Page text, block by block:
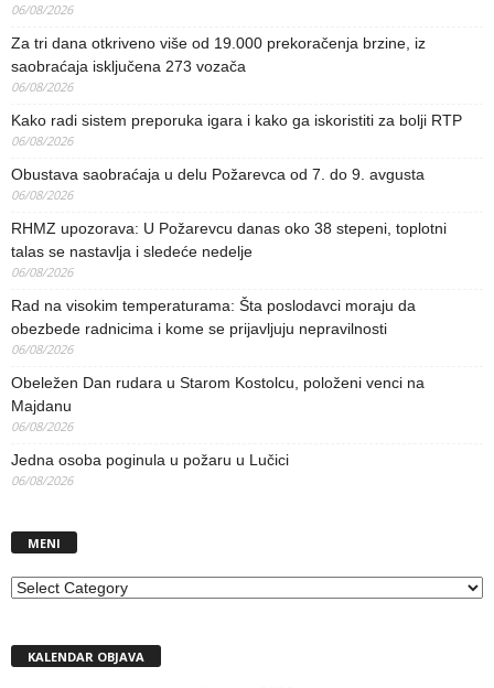
06/08/2026
Za tri dana otkriveno više od 19.000 prekoračenja brzine, iz
saobraćaja isključena 273 vozača
06/08/2026
Kako radi sistem preporuka igara i kako ga iskoristiti za bolji RTP
06/08/2026
Obustava saobraćaja u delu Požarevca od 7. do 9. avgusta
06/08/2026
RHMZ upozorava: U Požarevcu danas oko 38 stepeni, toplotni
talas se nastavlja i sledeće nedelje
06/08/2026
Rad na visokim temperaturama: Šta poslodavci moraju da
obezbede radnicima i kome se prijavljuju nepravilnosti
06/08/2026
Obeležen Dan rudara u Starom Kostolcu, položeni venci na
Majdanu
06/08/2026
Jedna osoba poginula u požaru u Lučici
06/08/2026
MENI
MENI
KALENDAR OBJAVA